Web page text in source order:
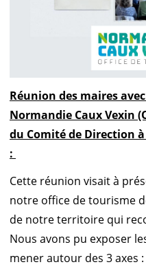
Réunion des maires
Normandie Caux Vexin
du Comité de Direction
:
Cette réunion visait à
notre office de tourisme
de notre territoire qui
Nous avons pu exposer
mener autour des 3 axes